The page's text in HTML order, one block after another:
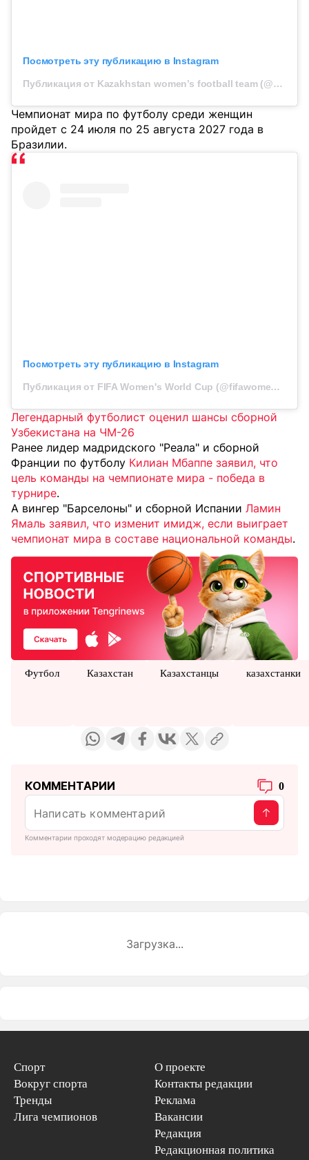
Посмотреть эту публикацию в Instagram
Публикация от Kazakhstan women’s football team (@kff_women)
Чемпионат мира по футболу среди женщин
пройдет с 24 июля по 25 августа 2027 года в
Бразилии.
Посмотреть эту публикацию в Instagram
Публикация от FIFA Women's World Cup (@fifawomensworldcup)
Легендарный футболист оценил шансы сборной
Узбекистана на ЧМ-26
Ранее лидер мадридского "Реала" и сборной
Франции по футболу Килиан Мбаппе заявил, что
цель команды на чемпионате мира - победа в
турнире.
А вингер "Барселоны" и сборной Испании Ламин
Ямаль заявил, что изменит имидж, если выиграет
чемпионат мира в составе национальной команды.
Футбол Казахстан Казахстанцы казахстанки
КОММЕНТАРИИ 0
Комментарии проходят модерацию редакцией
Загрузка...
Спорт
Вокруг спорта
Тренды
Лига чемпионов
О проекте
Контакты редакции
Реклама
Вакансии
Редакция
Редакционная политика